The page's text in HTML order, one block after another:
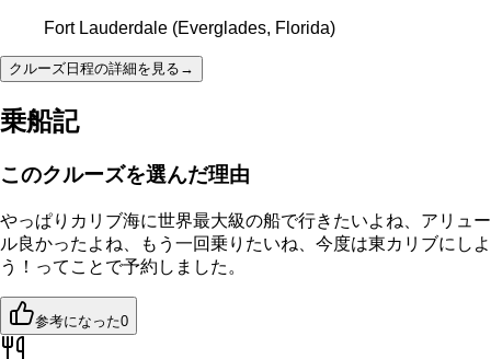
Fort Lauderdale (Everglades, Florida)
クルーズ日程の詳細を見る →
乗船記
このクルーズを選んだ理由
やっぱりカリブ海に世界最大級の船で行きたいよね、アリュー
ル良かったよね、もう一回乗りたいね、今度は東カリブにしよ
う！ってことで予約しました。
参考になった0